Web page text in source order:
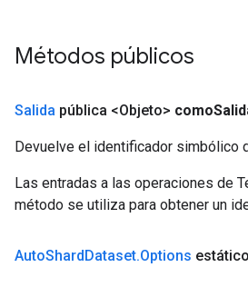
Métodos públicos
Salida pública <Objeto> como
Devuelve el identificador simbólico
Las entradas a las operaciones de
método se utiliza para obtener un
AutoShardDataset.Options